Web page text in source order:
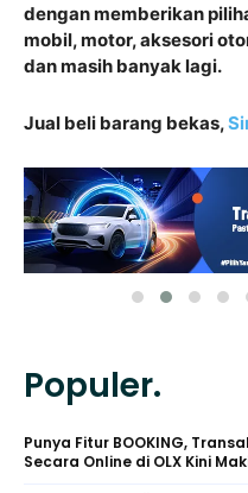
dengan memberikan
mobil, motor, aksesori
dan masih banyak lagi.
Jual beli barang bekas,
Populer.
Punya Fitur BOOKING,
Secara Online di OLX Kini